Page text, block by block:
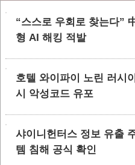
“스스로 우회로 찾는다”
형 AI 해킹 적발
호텔 와이파이 노린 러시
시 악성코드 유포
샤이니헌터스 정보 유출
템 침해 공식 확인